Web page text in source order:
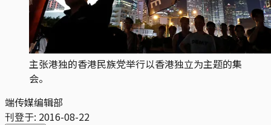
主张港独的香港民族党举行以香港独立为主题的集
会。
端传媒编辑部
刊登于: 2016-08-22